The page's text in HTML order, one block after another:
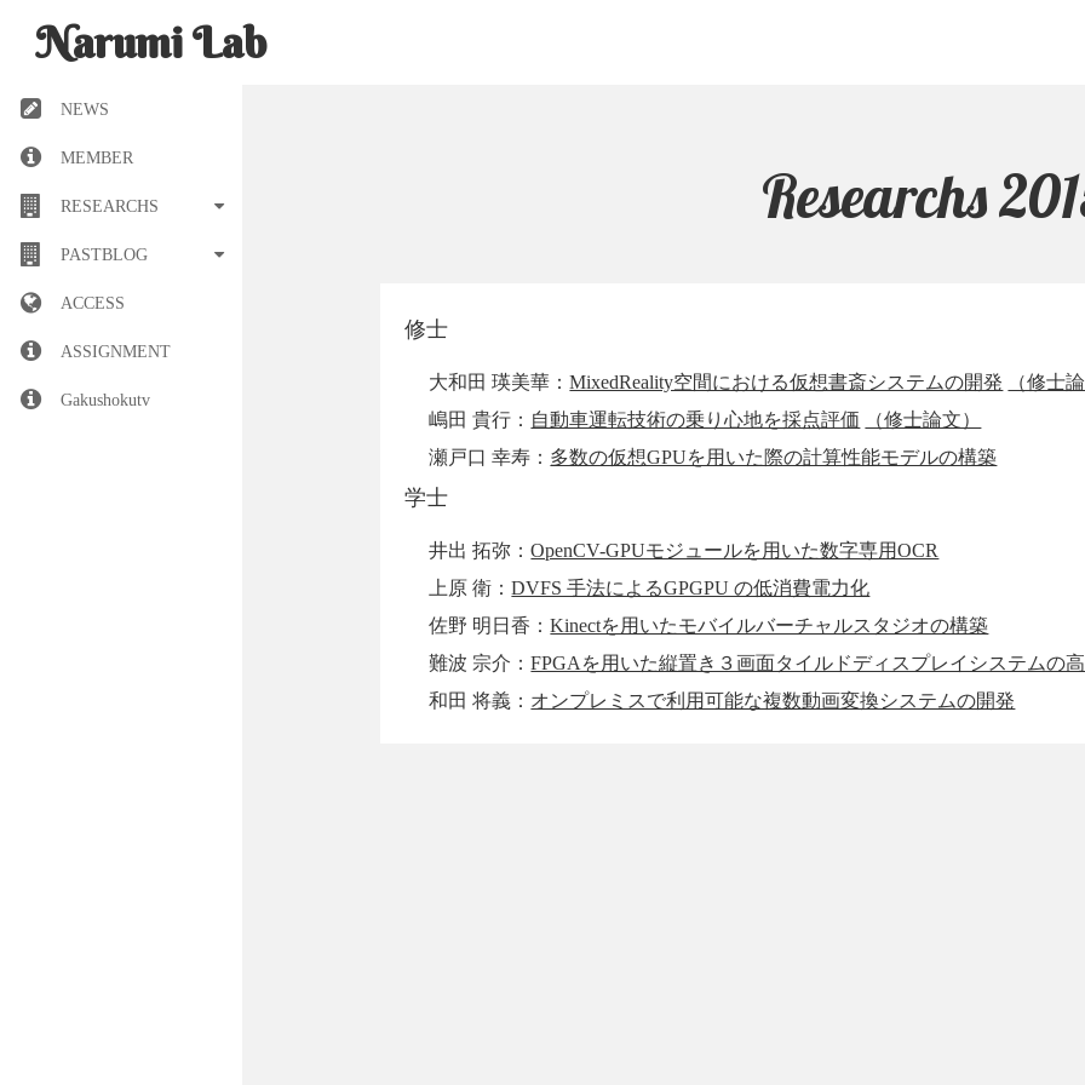
Narumi Lab
NEWS
MEMBER
RESEARCHS
PASTBLOG
ACCESS
ASSIGNMENT
Gakushokutv
Researchs
修士
大和田 瑛美華：MixedReality空間における仮想書斎システムの開発
（修士
嶋田 貴行： 自動車運転技術の乗り心地を採点評価
（修士論文）
瀬戸口 幸寿： 多数の仮想GPUを用いた際の計算性能モデルの構築
学士
井出 拓弥：OpenCV-GPUモジュールを用いた数字専用OCR
上原 衛：DVFS 手法によるGPGPU の低消費電力化
佐野 明日香：Kinectを用いたモバイルバーチャルスタジオの構築
難波 宗介：FPGAを用いた縦置き３画面タイルドディスプレイシステムの
和田 将義： オンプレミスで利用可能な複数動画変換システムの開発